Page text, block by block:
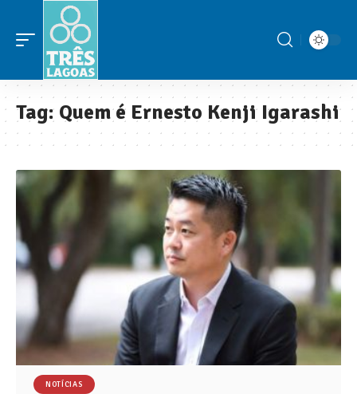
Tag: Quem é Ernesto Kenji Igarashi
NOTÍCIAS